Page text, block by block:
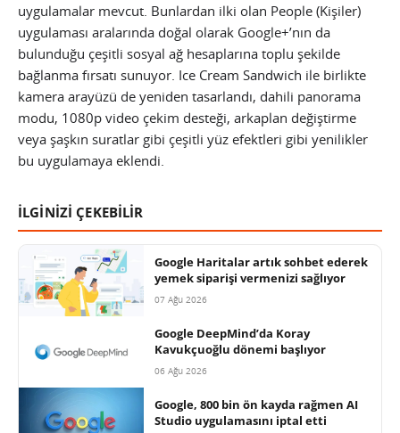
uygulamalar mevcut. Bunlardan ilki olan People (Kişiler)
uygulaması aralarında doğal olarak Google+’nın da
bulunduğu çeşitli sosyal ağ hesaplarına toplu şekilde
bağlanma fırsatı sunuyor. Ice Cream Sandwich ile birlikte
kamera arayüzü de yeniden tasarlandı, dahili panorama
modu, 1080p video çekim desteği, arkaplan değiştirme
veya şaşkın suratlar gibi çeşitli yüz efektleri gibi yenilikler
bu uygulamaya eklendi.
İLGİNİZİ ÇEKEBİLİR
Google Haritalar artık sohbet ederek
yemek siparişi vermenizi sağlıyor
07 Ağu 2026
Google DeepMind’da Koray
Kavukçuoğlu dönemi başlıyor
06 Ağu 2026
Google, 800 bin ön kayda rağmen AI
Studio uygulamasını iptal etti